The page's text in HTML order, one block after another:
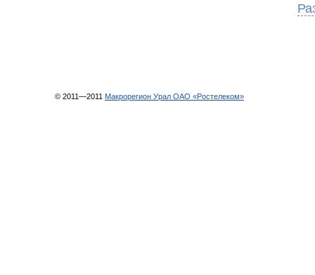
© 2011—2011 Макрорегион Урал ОАО «Ростелеком»